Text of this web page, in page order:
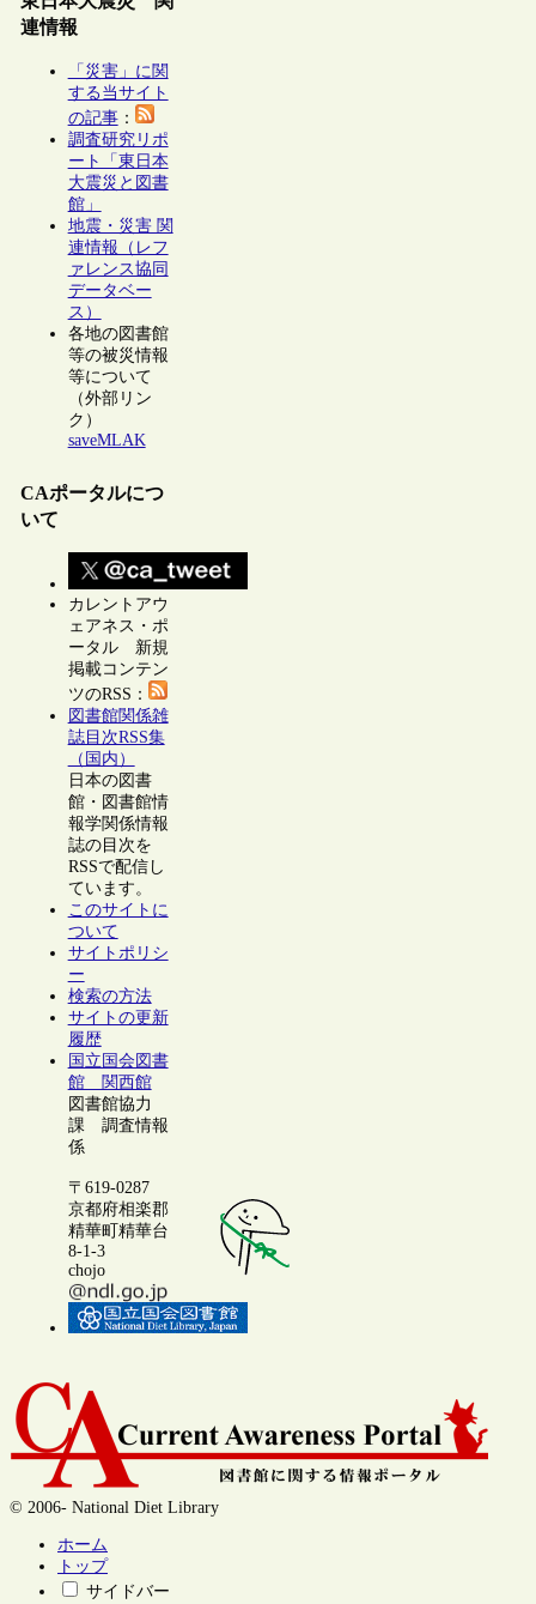
連情報
「災害」に関
する当サイト
の記事：
調査研究リポ
ート「東日本
大震災と図書
館」
地震・災害 関
連情報（レフ
ァレンス協同
データベー
ス）
各地の図書館
等の被災情報
等について
（外部リン
ク）
saveMLAK
CAポータルにつ
いて
カレントアウ
ェアネス・ポ
ータル 新規
掲載コンテン
ツのRSS：
図書館関係雑
誌目次RSS集
（国内）
日本の図書
館・図書館情
報学関係情報
誌の目次を
RSSで配信し
ています。
このサイトに
ついて
サイトポリシ
ー
検索の方法
サイトの更新
履歴
国立国会図書
館 関西館
図書館協力
課 調査情報
係
〒619-0287
京都府相楽郡
精華町精華台
8-1-3
chojo
© 2006- National Diet Library
ホーム
トップ
サイドバー